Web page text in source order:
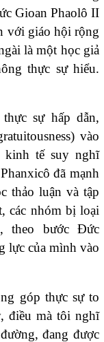
Gioan Phaolô II
với giáo hội rộng
là một học giả
thực sự hiểu.
sự hấp dẫn,
vào
kinh tế suy nghĩ
đã mạnh
thảo luận và tập
các nhóm bị loại
theo bước Đức
lực của mình vào
góp thực sự to
điều mà tôi nghĩ
đang được